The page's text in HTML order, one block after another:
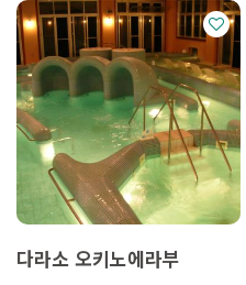
다라소 오키노에라부